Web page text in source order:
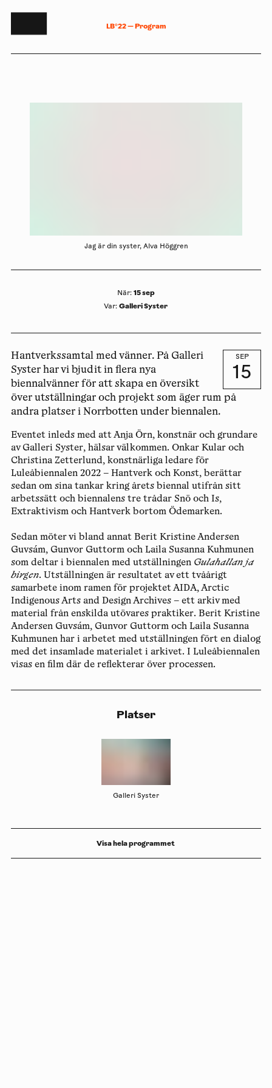
LB°22—Program
Jag är din syster, Alva Höggren
När: 15 sep
Var:Galleri Syster
SEP
15
Hantverkssamtal med vänner. På Galleri
Syster har vi bjudit in flera nya
biennalvänner för att skapa en översikt
över utställningar och projekt som äger rum på
andra platser i Norrbotten under biennalen.
Eventet inleds med att Anja Örn, konstnär och grundare
av Galleri Syster, hälsar välkommen. Onkar Kular och
Christina Zetterlund, konstnärliga ledare för
Luleåbiennalen 2022 – Hantverk och Konst, berättar
sedan om sina tankar kring årets biennal utifrån sitt
arbetssätt och biennalens tre trådar Snö och Is,
Extraktivism och Hantverk bortom Ödemarken.
Sedan möter vi bland annat Berit Kristine Andersen
Guvsám, Gunvor Guttorm och Laila Susanna Kuhmunen
som deltar i biennalen med utställningen Gulahallan ja
birgen. Utställningen är resultatet av ett tvåårigt
samarbete inom ramen för projektet AIDA, Arctic
Indigenous Arts and Design Archives – ett arkiv med
material från enskilda utövares praktiker. Berit Kristine
Andersen Guvsám, Gunvor Guttorm och Laila Susanna
Kuhmunen har i arbetet med utställningen fört en dialog
med det insamlade materialet i arkivet. I Luleåbiennalen
visas en film där de reflekterar över processen.
Platser
Galleri Syster
Visa hela programmet